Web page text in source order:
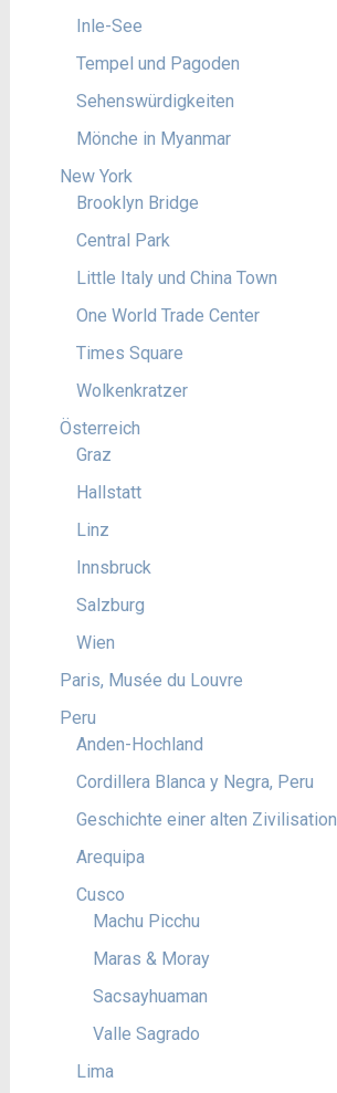
Inle-See
Tempel und Pagoden
Sehenswürdigkeiten
Mönche in Myanmar
New York
Brooklyn Bridge
Central Park
Little Italy und China Town
One World Trade Center
Times Square
Wolkenkratzer
Österreich
Graz
Hallstatt
Linz
Innsbruck
Salzburg
Wien
Paris, Musée du Louvre
Peru
Anden-Hochland
Cordillera Blanca y Negra, Peru
Geschichte einer alten Zivilisation
Arequipa
Cusco
Machu Picchu
Maras & Moray
Sacsayhuaman
Valle Sagrado
Lima